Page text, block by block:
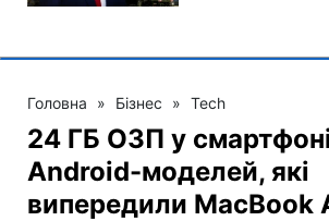
Головна » Бізнес » Tech
24 ГБ ОЗП у
Android-моделей, які
випередили MacBook